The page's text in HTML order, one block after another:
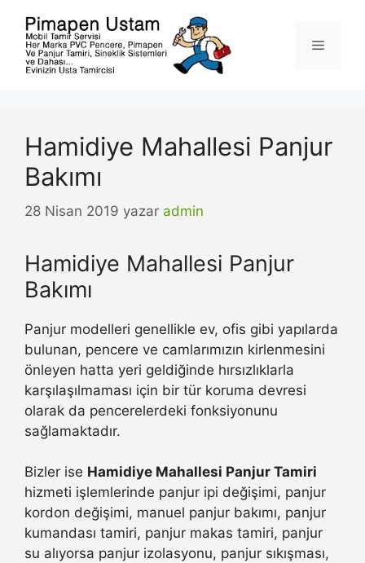
Menü
Hamidiye Mahallesi Panjur
Bakımı
28 Nisan 2019 yazar admin
Hamidiye Mahallesi Panjur
Bakımı
Panjur modelleri genellikle ev, ofis gibi yapılarda
bulunan, pencere ve camlarımızın kirlenmesini
önleyen hatta yeri geldiğinde hırsızlıklarla
karşılaşılmaması için bir tür koruma devresi
olarak da pencerelerdeki fonksiyonunu
sağlamaktadır.
Bizler ise Hamidiye Mahallesi Panjur Tamiri
hizmeti işlemlerinde panjur ipi değişimi, panjur
kordon değişimi, manuel panjur bakımı, panjur
kumandası tamiri, panjur makas tamiri, panjur
su alıyorsa panjur izolasyonu, panjur sıkışması,